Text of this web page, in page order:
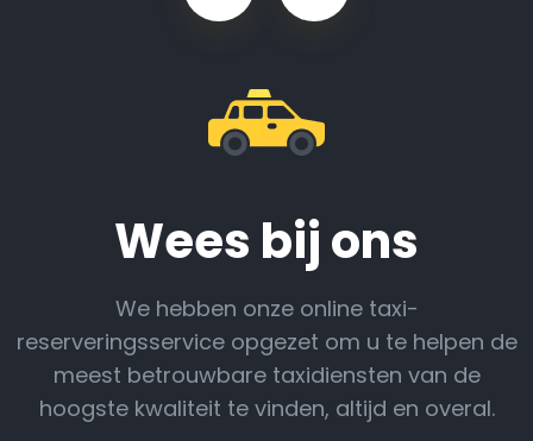
Wees bij ons
We hebben onze online taxi-
reserveringsservice opgezet om u te helpen de
meest betrouwbare taxidiensten van de
hoogste kwaliteit te vinden, altijd en overal.